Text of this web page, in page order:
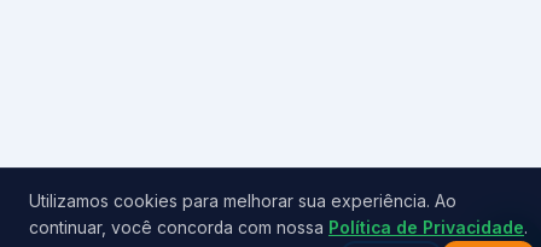
Utilizamos cookies para melhorar sua experiência. Ao
continuar, você concorda com nossa Política de Privacidade.